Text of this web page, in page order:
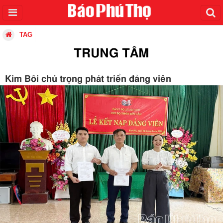
TAG
TRUNG TÂM
Kim Bôi chú trọng phát triển đảng viên